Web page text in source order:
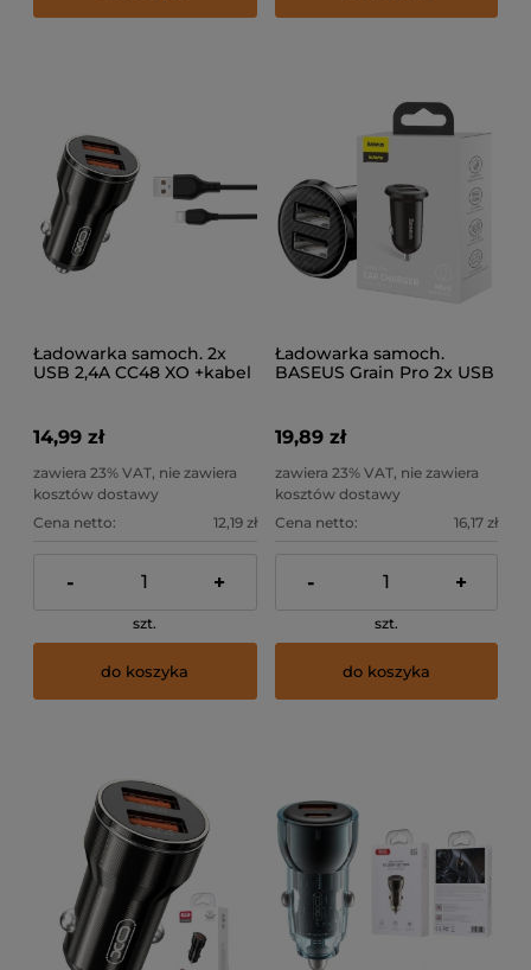
Ładowarka samoch. 2x
USB 2,4A CC48 XO +kabel
14,99 zł
zawiera 23% VAT, nie zawiera
kosztów dostawy
Cena netto:
12,19 zł
- +
szt.
do koszyka
Ładowarka samoch.
BASEUS Grain Pro 2x USB
19,89 zł
zawiera 23% VAT, nie zawiera
kosztów dostawy
Cena netto:
16,17 zł
- +
szt.
do koszyka